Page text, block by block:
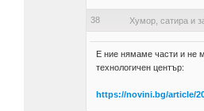
38 Хумор, сатира и
Е ние нямаме части и не
технологичен център:
https://novini.bg/article/